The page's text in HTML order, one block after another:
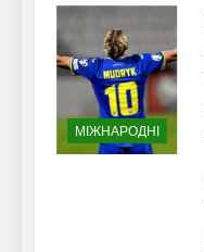
МІЖНАРОДНІ